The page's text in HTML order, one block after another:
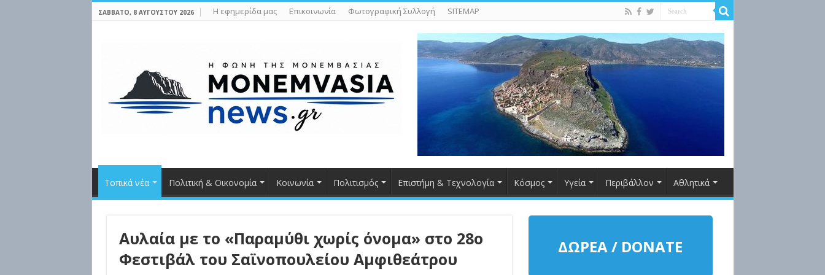
ΣΆΒΒΑΤΟ, 8 ΑΥΓΟΎΣΤΟΥ 2026 Η εφημερίδα μας Επικοινωνία Φωτογραφική Συλλογή SITEMAP
Τοπικά νέα Πολιτική & Οικονομία Κοινωνία Πολιτισμός Επιστήμη & Τεχνολογία Κόσμος Υγεία Περιβάλλον Αθλητικά
Αυλαία με το «Παραμύθι χωρίς όνομα» στο 28ο
Φεστιβάλ του Σαϊνοπουλείου Αμφιθεάτρου
ΔΩΡΕΑ / DONATE